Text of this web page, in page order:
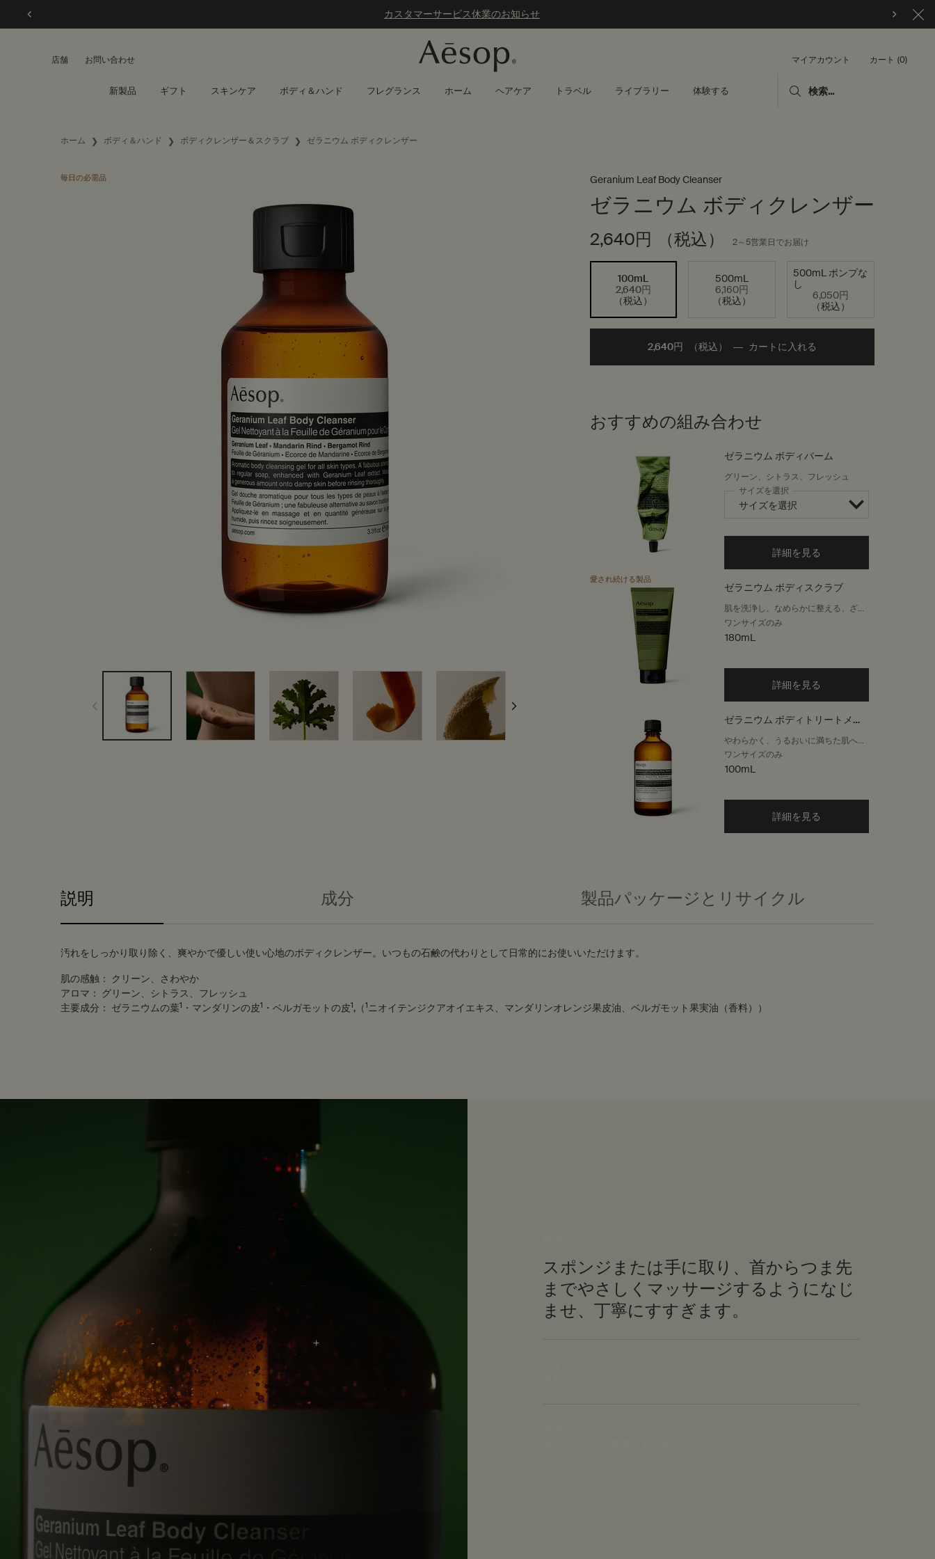
カスタマーサービス休業のお知らせ
店舗 お問い合わせ マイアカウント カート 0
0 カート内の製品
新製品 ギフト スキンケア ボディ＆ハンド フレグランス ホーム ヘアケア トラベル ライブラリー 体験する 検索...
ホーム ボディ＆ハンド ボディクレンザー＆スクラブ ゼラニウム ボディクレンザー
Geranium Leaf Body Cleanser
ゼラニウム ボディクレンザー
2,640円 （税込） 2～5営業日でお届け
毎日の必需品
選択済み
100mL
2,640円
（税込）
, 1/3 選択済み
500mL
6,160円
（税込）
, 2/3 選択済み
500mL ポンプな
し
6,050円
（税込）
, 3/3
2,640円 （税込） ― カートに入れる
おすすめの組み合わせ
ゼラニウム ボディバーム
グリーン、シトラス、フレッシュ
サイズを選択
詳細を見る
ゼラニウム ボディスクラブ
肌を洗浄し、なめらかに整える、ざら
ざらした粒子入りのジェル
愛され続ける製品
ワンサイズのみ
180mL
詳細を見る
ゼラニウム ボディトリートメン
ト
やわらかく、うるおいに満ちた肌へ導
くリッチなオイル
ワンサイズのみ
100mL
詳細を見る
説明 成分 製品パッケージとリサイクル
汚れをしっかり取り除く、爽やかで優しい使い心地のボディクレンザー。いつもの石鹸の代わりとして日常的にお使いいただけます。
肌の感触：
クリーン、さわやか
アロマ：
グリーン、シトラス、フレッシュ
主要成分： ゼラニウムの葉1 ・マンダリンの皮1 ・ベルガモットの皮1,（1ニオイテンジクアオイエキス、マンダリンオレンジ果皮油、ベルガモット果実油（香料））
スポンジまたは手に取り、首からつま先
までやさしくマッサージするようになじ
ませ、丁寧にすすぎます。